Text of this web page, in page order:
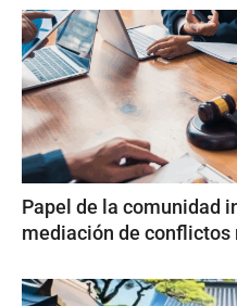
Papel de la comunidad
mediación de conflictos